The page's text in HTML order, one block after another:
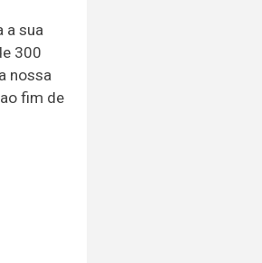
a sua
300
nossa
fim de